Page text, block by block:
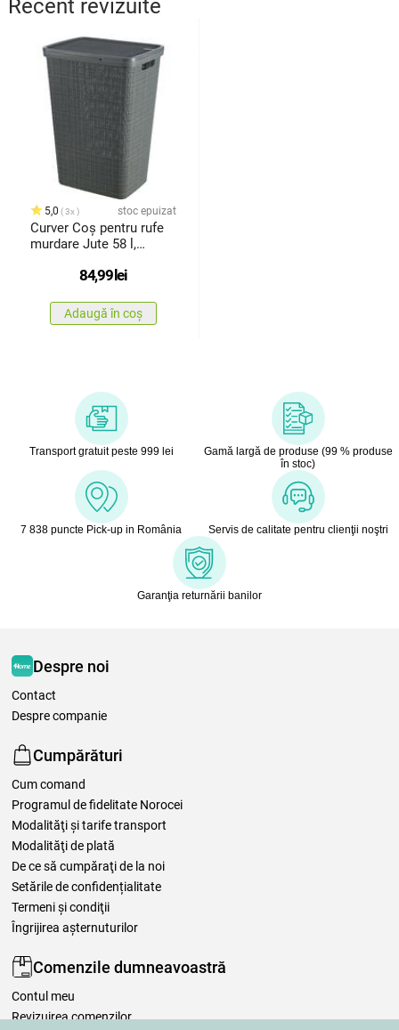
Recent revizuite
5,0 3x stoc epuizat
Curver Coș pentru rufe
murdare Jute 58 l,
84,99lei
Adaugă în coș
Transport gratuit peste 999 lei
Gamă largă de produse (99 % produse
în stoc)
7 838 puncte Pick-up in România Servis de calitate pentru clienţii noştri
Garanţia returnării banilor
Despre noi
Contact
Despre companie
Cumpărături
Cum comand
Programul de fidelitate Norocei
Modalităţi şi tarife transport
Modalităţi de plată
De ce să cumpăraţi de la noi
Setările de confidențialitate
Termeni şi condiţii
Îngrijirea așternuturilor
Comenzile dumneavoastră
Contul meu
Revizuirea comenzilor